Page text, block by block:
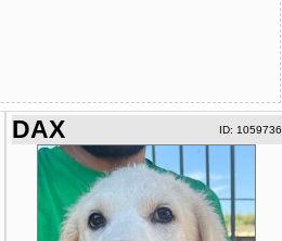
DAX ID: 1059736